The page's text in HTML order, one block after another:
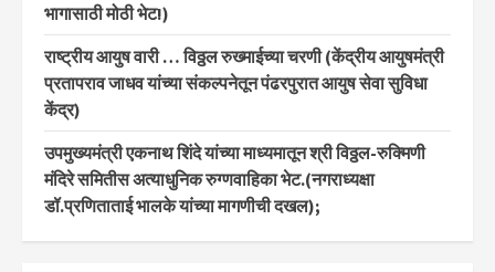
भागासाठी मोठी भेट!)
राष्ट्रीय आयुष वारी … विठ्ठल रुख्माईच्या चरणी (केंद्रीय आयुषमंत्री
प्रतापराव जाधव यांच्या संकल्पनेतून पंढरपुरात आयुष सेवा सुविधा
केंद्र)
उपमुख्यमंत्री एकनाथ शिंदे यांच्या माध्यमातून श्री विठ्ठल-रुक्मिणी
मंदिरे समितीस अत्याधुनिक रुग्णवाहिका भेट.(नगराध्यक्षा
डॉ.प्रणिताताई भालके यांच्या मागणीची दखल);